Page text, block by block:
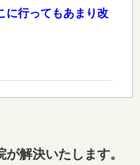
に行ってもあまり改
解決いたします。